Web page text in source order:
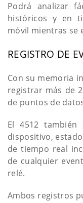
Podrá analizar
históricos y en
móvil mientras se
REGISTRO DE
Con su memoria
registrar más de
de puntos de
El 4512 también
dispositivo,
de tiempo real
de cualquier
relé.
Ambos registros